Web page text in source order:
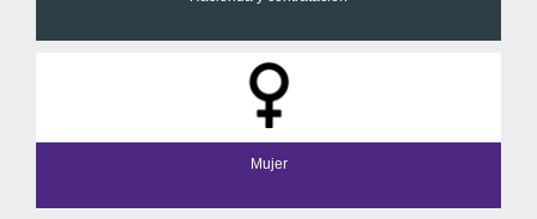
Mujer